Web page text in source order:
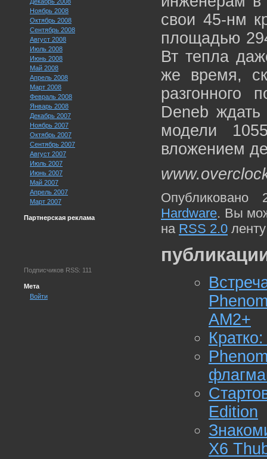
Ноябрь 2008
Октябрь 2008
Сентябрь 2008
Август 2008
Июль 2008
Июнь 2008
Май 2008
Апрель 2008
Март 2008
Февраль 2008
Январь 2008
Декабрь 2007
Ноябрь 2007
Октябрь 2007
Сентябрь 2007
Август 2007
Июль 2007
Июнь 2007
Май 2007
Апрель 2007
Март 2007
Партнерская реклама
Подписчиков RSS: 111
Мета
Войти
свои 45-нм
площадью
Вт тепла
же время,
разгонного
Deneb
модели
вложением
Hardware. Вы
на RSS 2.0
AM2+
Edition
X6